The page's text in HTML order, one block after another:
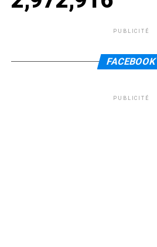
PUBLICITÉ
FACEBOOK
PUBLICITÉ